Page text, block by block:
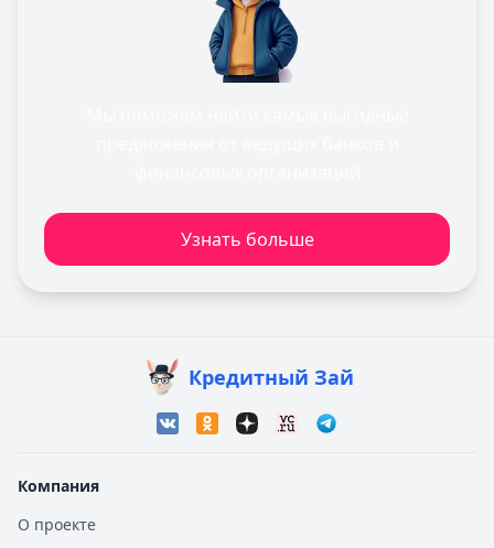
Узнать больше
Кредитный Зай
Компания
О проекте